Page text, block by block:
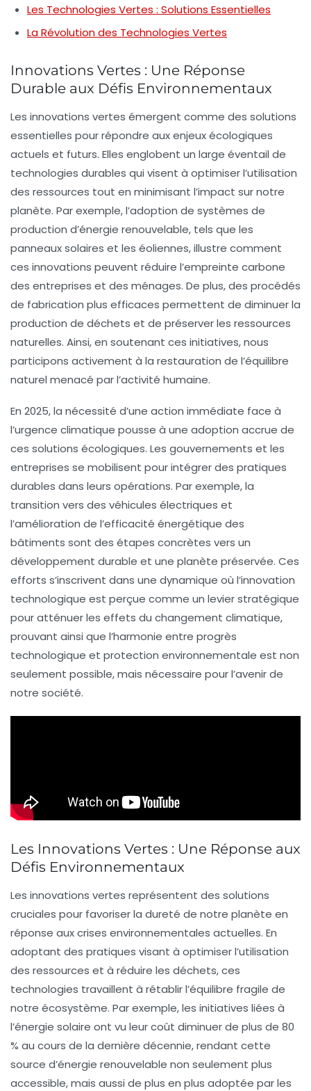
Les Technologies Vertes : Solutions Essentielles
La Révolution des Technologies Vertes
Innovations Vertes : Une Réponse
Durable aux Défis Environnementaux
Les innovations vertes émergent comme des solutions
essentielles pour répondre aux enjeux écologiques
actuels et futurs. Elles englobent un large éventail de
technologies durables qui visent à optimiser l’utilisation
des ressources tout en minimisant l’impact sur notre
planète. Par exemple, l’adoption de systèmes de
production d’énergie renouvelable, tels que les
panneaux solaires et les éoliennes, illustre comment
ces innovations peuvent réduire l’empreinte carbone
des entreprises et des ménages. De plus, des procédés
de fabrication plus efficaces permettent de diminuer la
production de déchets et de préserver les ressources
naturelles. Ainsi, en soutenant ces initiatives, nous
participons activement à la restauration de l’équilibre
naturel menacé par l’activité humaine.
En 2025, la nécessité d’une action immédiate face à
l’urgence climatique pousse à une adoption accrue de
ces solutions écologiques. Les gouvernements et les
entreprises se mobilisent pour intégrer des pratiques
durables dans leurs opérations. Par exemple, la
transition vers des véhicules électriques et
l’amélioration de l’efficacité énergétique des
bâtiments sont des étapes concrètes vers un
développement durable et une planète préservée. Ces
efforts s’inscrivent dans une dynamique où l’innovation
technologique est perçue comme un levier stratégique
pour atténuer les effets du changement climatique,
prouvant ainsi que l’harmonie entre progrès
technologique et protection environnementale est non
seulement possible, mais nécessaire pour l’avenir de
notre société.
Les Innovations Vertes : Une Réponse aux
Défis Environnementaux
Les innovations vertes représentent des solutions
cruciales pour favoriser la dureté de notre planète en
réponse aux crises environnementales actuelles. En
adoptant des pratiques visant à optimiser l’utilisation
des ressources et à réduire les déchets, ces
technologies travaillent à rétablir l’équilibre fragile de
notre écosystème. Par exemple, les initiatives liées à
l’énergie solaire ont vu leur coût diminuer de plus de 80
% au cours de la dernière décennie, rendant cette
source d’énergie renouvelable non seulement plus
accessible, mais aussi de plus en plus adoptée par les